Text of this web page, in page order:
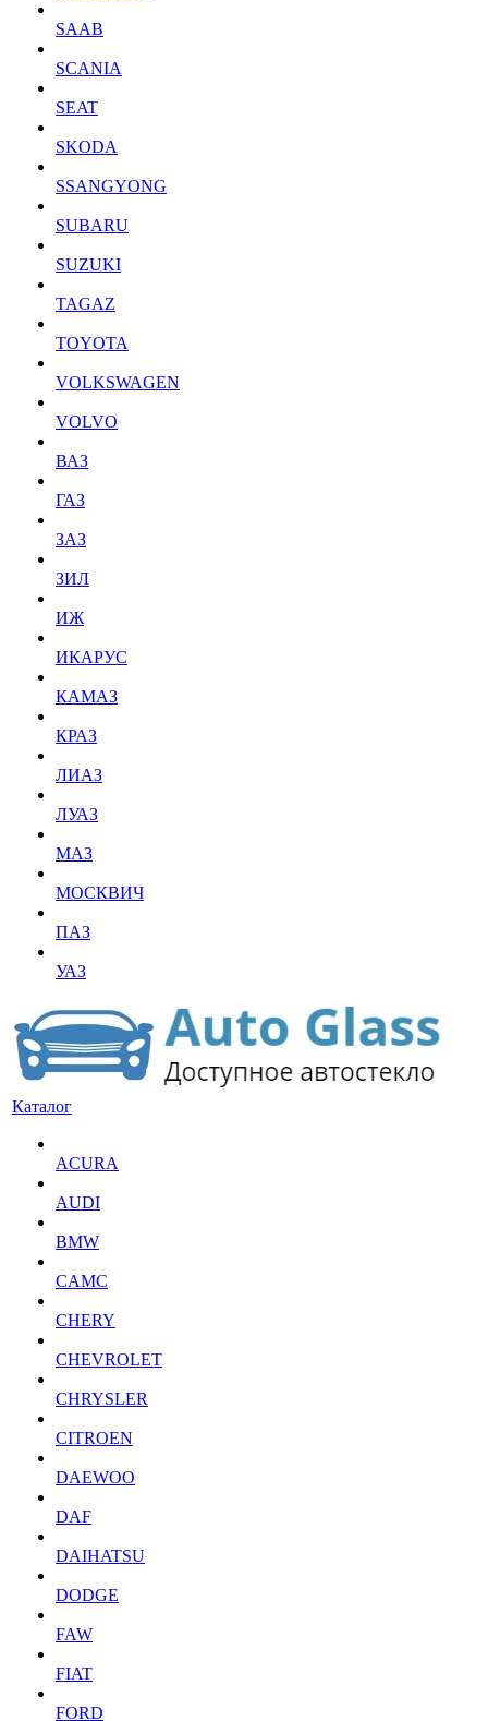
SAAB
SCANIA
SEAT
SKODA
SSANGYONG
SUBARU
SUZUKI
TAGAZ
TOYOTA
VOLKSWAGEN
VOLVO
ВАЗ
ГАЗ
ЗАЗ
ЗИЛ
ИЖ
ИКАРУС
КАМАЗ
КРАЗ
ЛИАЗ
ЛУАЗ
МАЗ
МОСКВИЧ
ПАЗ
УАЗ
Каталог
ACURA
AUDI
BMW
CAMC
CHERY
CHEVROLET
CHRYSLER
CITROEN
DAEWOO
DAF
DAIHATSU
DODGE
FAW
FIAT
FORD